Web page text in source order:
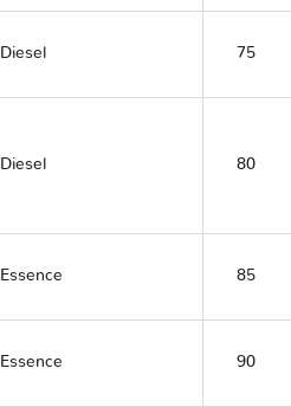
Diesel 75
Diesel 80
Essence 85
Essence 90